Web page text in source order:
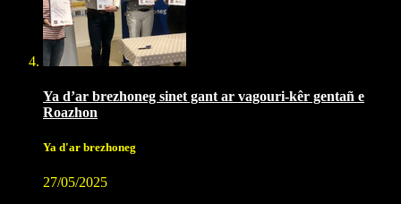
Ya d’ar brezhoneg sinet gant ar vagouri-kêr gentañ e
Roazhon
Ya d'ar brezhoneg
27/05/2025